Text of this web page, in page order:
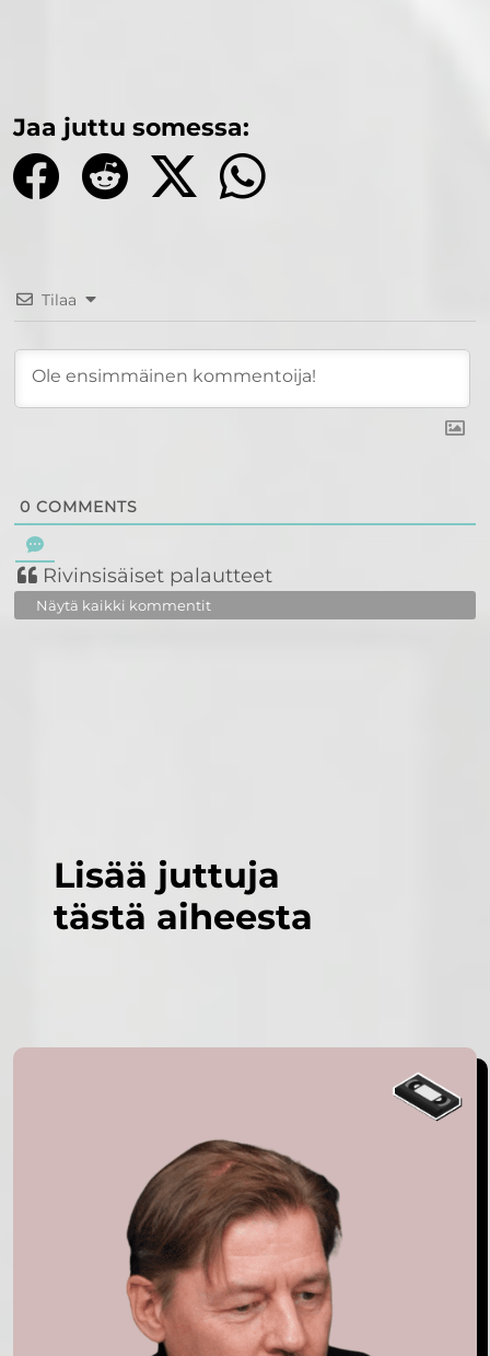
Jaa juttu somessa:
Tilaa
0 COMMENTS
Rivinsisäiset palautteet
Näytä kaikki kommentit
Lisää juttuja
tästä aiheesta